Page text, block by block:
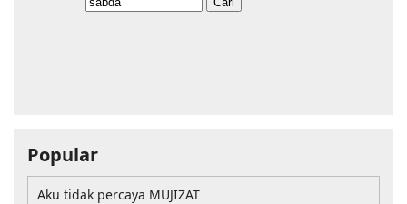
Popular
Aku tidak percaya MUJIZAT